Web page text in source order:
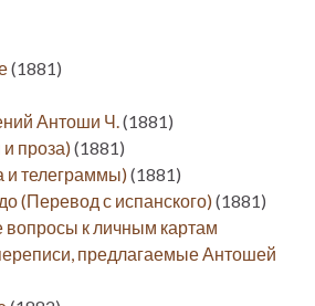
(1881)
Антоши Ч. (1881)
проза)(1881)
и телеграммы)(1881)
(Перевод с испанского)(1881)
к личным картам
предлагаемые Антошей